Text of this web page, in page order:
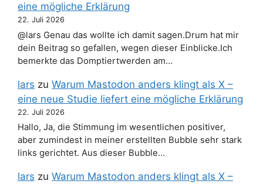
eine mögliche Erklärung
22. Juli 2026
@lars Genau das wollte ich damit sagen.Drum hat mir
dein Beitrag so gefallen, wegen dieser Einblicke.Ich
bemerkte das Domptiertwerden am…
lars zu Warum Mastodon anders klingt als X –
eine neue Studie liefert eine mögliche Erklärung
22. Juli 2026
Hallo, Ja, die Stimmung im wesentlichen positiver,
aber zumindest in meiner erstellten Bubble sehr stark
links gerichtet. Aus dieser Bubble…
lars zu Warum Mastodon anders klingt als X –